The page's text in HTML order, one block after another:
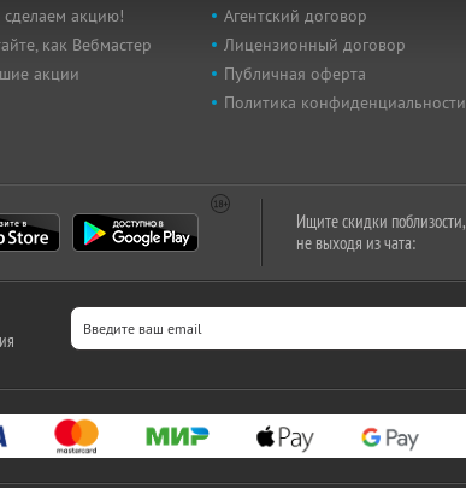
сделаем акцию!
как Вебмастер
акции
Агентский договор
Лицензионный договор
Публичная оферта
Политика конфиденциальности
Ищите скидки поблизости,
не выходя из чата: